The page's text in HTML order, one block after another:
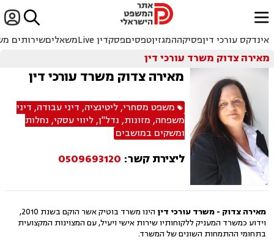

ﱐ
אינדקס עורכי דיןפסיקההמגזיןטפסיםפסקדין Live משאליםשירותים
מאירה צדוק משרד עורכי דין
מאירה צדוק משרד עורכי דין
משפט מסחרי,ליטיגציה, דיני עבודה, דיני
משפחה, מזונות, נדל"ן,ליווי עסקי, נחלות
ומשקים במושבים
ליצירת קשר: 0509693120
מאירה צדוק - משרד עורכי דין
הינו משרד בוטיק אשר הוקם בשנת 2010,
וידוע כמשרד המעניק ללקוחותיו שירות אישי ויעיל, עם המצוינות המקצועית
בתחומי ההתמחות השונים של המשרד.